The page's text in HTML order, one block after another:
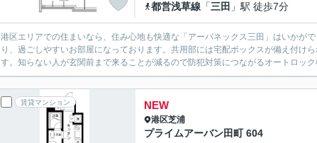
都営浅草線 「三田 」駅 徒歩7分
港区エリアでの住まいなら、住み心地も快適な「アーバネックス三田」はいかが
り、過ごしやすいお部屋になっております。共用部には宅配ボックスが備え付け
す。知らない人が玄関前まで来ることが減るので防犯対策につながるオートロッ
賃貸マンション NEW
港区芝浦
プライムアーバン田町 604